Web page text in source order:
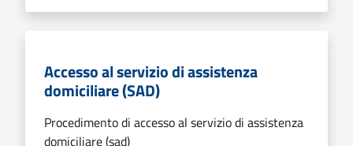
Accesso al servizio di assistenza
domiciliare (SAD)
Procedimento di accesso al servizio di assistenza
domiciliare (sad)